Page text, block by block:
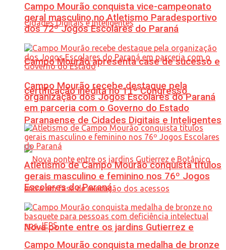
Campo Mourão apresenta case de sucesso e
certificação inédita no 11º Congresso
Paranaense de Cidades Digitais e Inteligentes
Nova ponte entre os jardins Gutierrez e
Campo Mourão conquista vice-campeonato
geral masculino no Atletismo Paradesportivo
dos 72º Jogos Escolares do Paraná
Campo Mourão recebe destaque pela
organização dos Jogos Escolares do Paraná
em parceria com o Governo do Estado
Atletismo de Campo Mourão conquista títulos
gerais masculino e feminino nos 76º Jogos
Escolares do Paraná
Campo Mourão conquista medalha de bronze